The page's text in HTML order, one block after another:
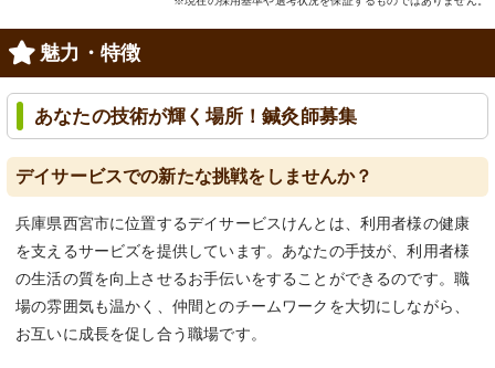
魅力・特徴
あなたの技術が輝く場所！鍼灸師募集
デイサービスでの新たな挑戦をしませんか？
兵庫県西宮市に位置するデイサービスけんとは、利用者様の健康
を支えるサービズを提供しています。あなたの手技が、利用者様
の生活の質を向上させるお手伝いをすることができるのです。職
場の雰囲気も温かく、仲間とのチームワークを大切にしながら、
お互いに成長を促し合う職場です。